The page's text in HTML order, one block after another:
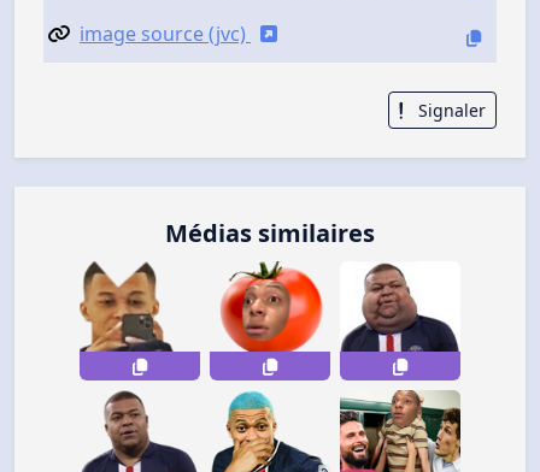
image source (jvc)
Signaler
Médias similaires